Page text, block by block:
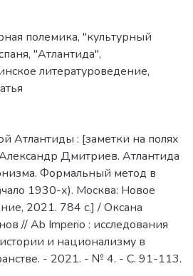
полемика, "культурный
, "Атлантида",
литературоведение,
Атлантиды : [заметки на полях
Дмитриев. Атлантида
Формальный метод в
1930-х). Москва: Новое
2021. 784 с.] / Оксана
// Ab Imperio : исследования
и национализму в
- 2021. - № 4. - C. 91-113.